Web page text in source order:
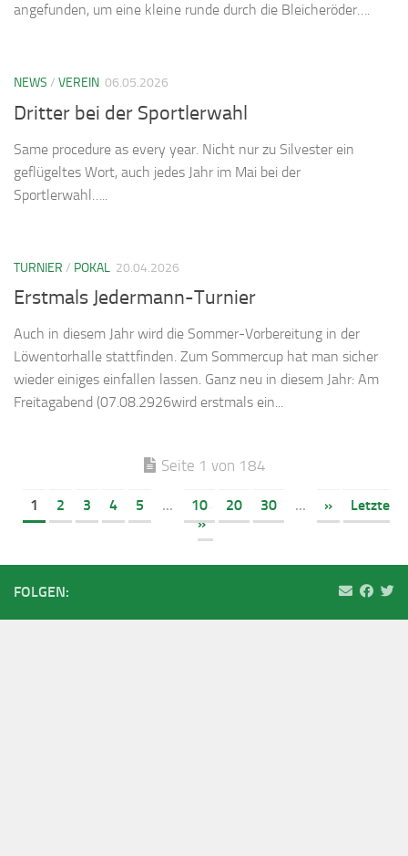
angefunden, um eine kleine runde durch die Bleicheröder….
NEWS / VEREIN 06.05.2026
Dritter bei der Sportlerwahl
Same procedure as every year. Nicht nur zu Silvester ein
geflügeltes Wort, auch jedes Jahr im Mai bei der
Sportlerwahl…..
TURNIER / POKAL 20.04.2026
Erstmals Jedermann-Turnier
Auch in diesem Jahr wird die Sommer-Vorbereitung in der
Löwentorhalle stattfinden. Zum Sommercup hat man sicher
wieder einiges einfallen lassen. Ganz neu in diesem Jahr: Am
Freitagabend (07.08.2926wird erstmals ein...
Seite 1 von 184
1 2 3 4 5 ... 10 20 30 ... »
Letzte
»
FOLGEN: